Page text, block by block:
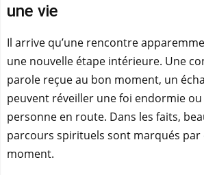
une vie
Il arrive qu’une rencontre
une nouvelle étape intérieure. Une
parole reçue au bon moment, un
peuvent réveiller une foi endormie
personne en route. Dans les faits,
parcours spirituels sont marqués par
moment.